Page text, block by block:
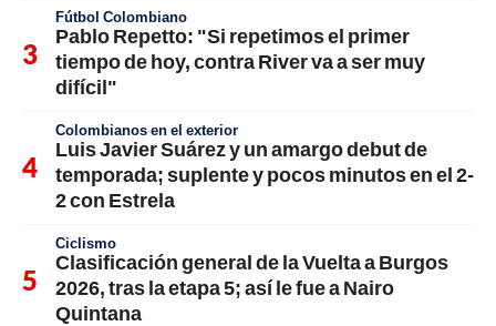
Fútbol Colombiano
Pablo Repetto: "Si repetimos el primer
tiempo de hoy, contra River va a ser muy
difícil"
Colombianos en el exterior
Luis Javier Suárez y un amargo debut de
temporada; suplente y pocos minutos en el 2-
2 con Estrela
Ciclismo
Clasificación general de la Vuelta a Burgos
2026, tras la etapa 5; así le fue a Nairo
Quintana